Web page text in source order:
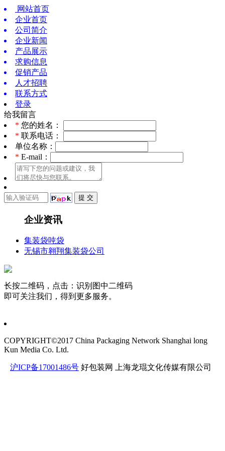
网站首页
企业首页
公司简介
企业新闻
产品展示
求购信息
促销产品
人才招聘
联系方式
登录
给我留言
* 您的姓名：
* 联系电话：
单位名称：
* E-mail：
企业资讯
集装袋吨袋
无锡市翱翔集装袋公司
长按二维码，点击：识别图中二维码
即可关注我们，得到更多服务。
COPYRIGHT©2017 China Packaging Network Shanghai long
Kun Media Co. Ltd.
沪ICP备17001486号 好包装网 上海龙琨文化传媒有限公司